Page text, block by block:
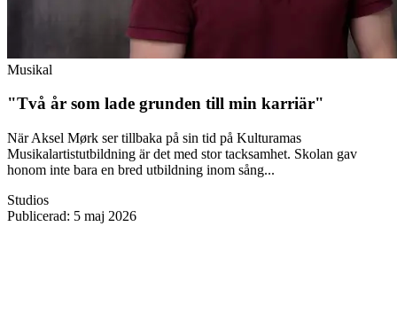
Musikal
"Två år som lade grunden till min karriär"
När Aksel Mørk ser tillbaka på sin tid på Kulturamas
Musikalartistutbildning är det med stor tacksamhet. Skolan gav
honom inte bara en bred utbildning inom sång...
Studios
Publicerad: 5 maj 2026